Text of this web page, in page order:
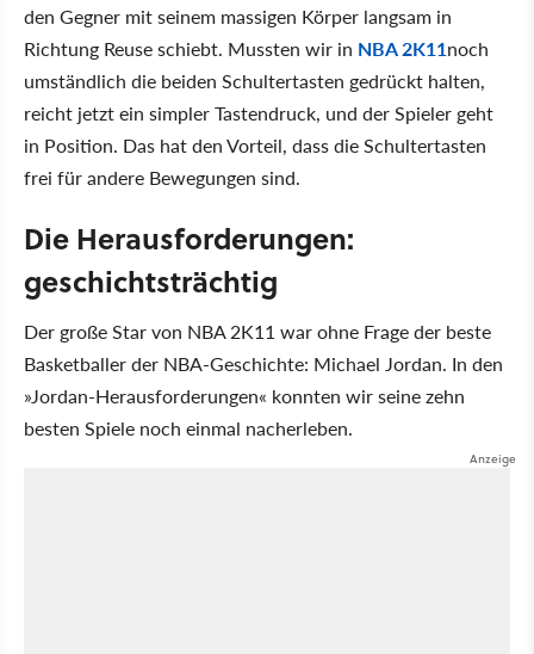
den Gegner mit seinem massigen Körper langsam in
Richtung Reuse schiebt. Mussten wir in NBA 2K11noch
umständlich die beiden Schultertasten gedrückt halten,
reicht jetzt ein simpler Tastendruck, und der Spieler geht
in Position. Das hat den Vorteil, dass die Schultertasten
frei für andere Bewegungen sind.
Die Herausforderungen:
geschichtsträchtig
Der große Star von NBA 2K11 war ohne Frage der beste
Basketballer der NBA-Geschichte: Michael Jordan. In den
»Jordan-Herausforderungen« konnten wir seine zehn
besten Spiele noch einmal nacherleben.